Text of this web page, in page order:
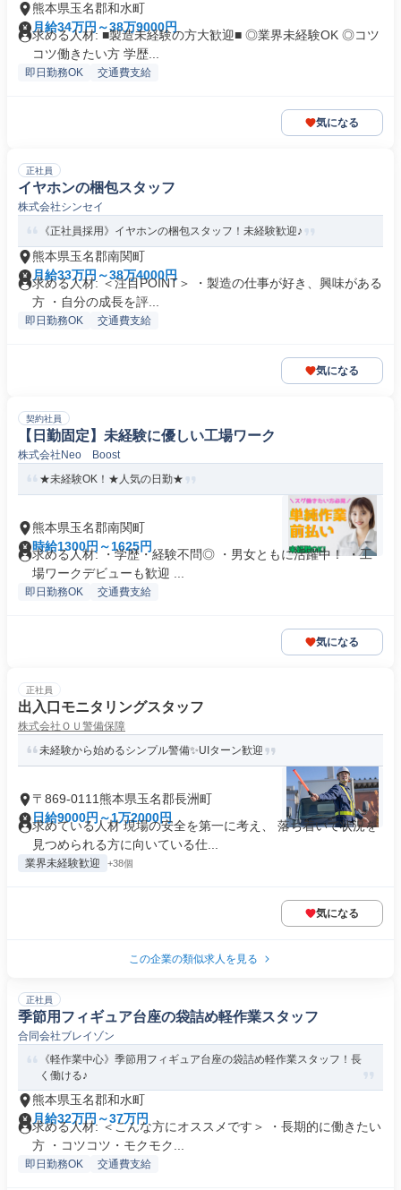
熊本県玉名郡和水町
月給34万円～38万9000円
求める人材: ■製造未経験の方大歓迎■ ◎業界未経験OK ◎コツ
コツ働きたい方 学歴...
即日勤務OK 交通費支給
気になる
正社員
イヤホンの梱包スタッフ
株式会社シンセイ
《正社員採用》イヤホンの梱包スタッフ！未経験歓迎♪
熊本県玉名郡南関町
月給33万円～38万4000円
求める人材: ＜注目POINT＞ ・製造の仕事が好き、興味がある
方 ・自分の成長を評...
即日勤務OK 交通費支給
気になる
契約社員
【日勤固定】未経験に優しい工場ワーク
株式会社Neo Boost
★未経験OK！★人気の日勤★
熊本県玉名郡南関町
時給1300円～1625円
求める人材: ・学歴・経験不問◎ ・男女ともに活躍中！ ・工
場ワークデビューも歓迎 ...
即日勤務OK 交通費支給
気になる
正社員
出入口モニタリングスタッフ
株式会社ＯＵ警備保障
未経験から始めるシンプル警備✨UIターン歓迎
〒869-0111熊本県玉名郡長洲町
日給9000円～1万2000円
求めている人材 現場の安全を第一に考え、 落ち着いて状況を
見つめられる方に向いている仕...
業界未経験歓迎 +38個
気になる
この企業の類似求人を見る
正社員
季節用フィギュア台座の袋詰め軽作業スタッフ
合同会社ブレイゾン
《軽作業中心》季節用フィギュア台座の袋詰め軽作業スタッフ！長
く働ける♪
熊本県玉名郡和水町
月給32万円～37万円
求める人材: ＜こんな方にオススメです＞ ・長期的に働きたい
方 ・コツコツ・モクモク...
即日勤務OK 交通費支給